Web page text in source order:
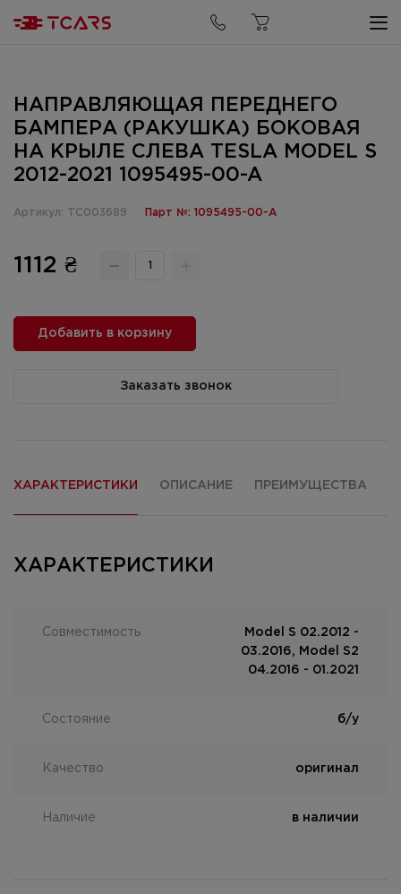
НАПРАВЛЯЮЩАЯ ПЕРЕДНЕГО
БАМПЕРА (РАКУШКА) БОКОВАЯ
НА КРЫЛЕ СЛЕВА TESLA MODEL S
2012-2021 1095495-00-A
Артикул: TC003689 Парт №: 1095495-00-A
1112 ₴
Добавить в корзину
Заказать звонок
ХАРАКТЕРИСТИКИ ОПИСАНИЕ ПРЕИМУЩЕСТВА
ХАРАКТЕРИСТИКИ
Совместимость
Model S 02.2012 -
03.2016, Model S2
04.2016 - 01.2021
Состояние б/у
Качество оригинал
Наличие в наличии